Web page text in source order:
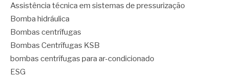
Assistência técnica em sistemas de pressurização
Bomba hidráulica
Bombas centrífugas
Bombas Centrífugas KSB
bombas centrífugas para ar-condicionado
ESG